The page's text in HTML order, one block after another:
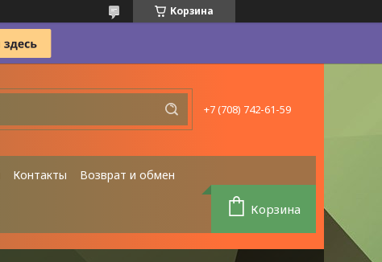
Корзина
+7 (708) 742-61-59
Контакты Возврат и обмен
Корзина